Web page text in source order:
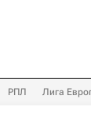
РПЛ Лига